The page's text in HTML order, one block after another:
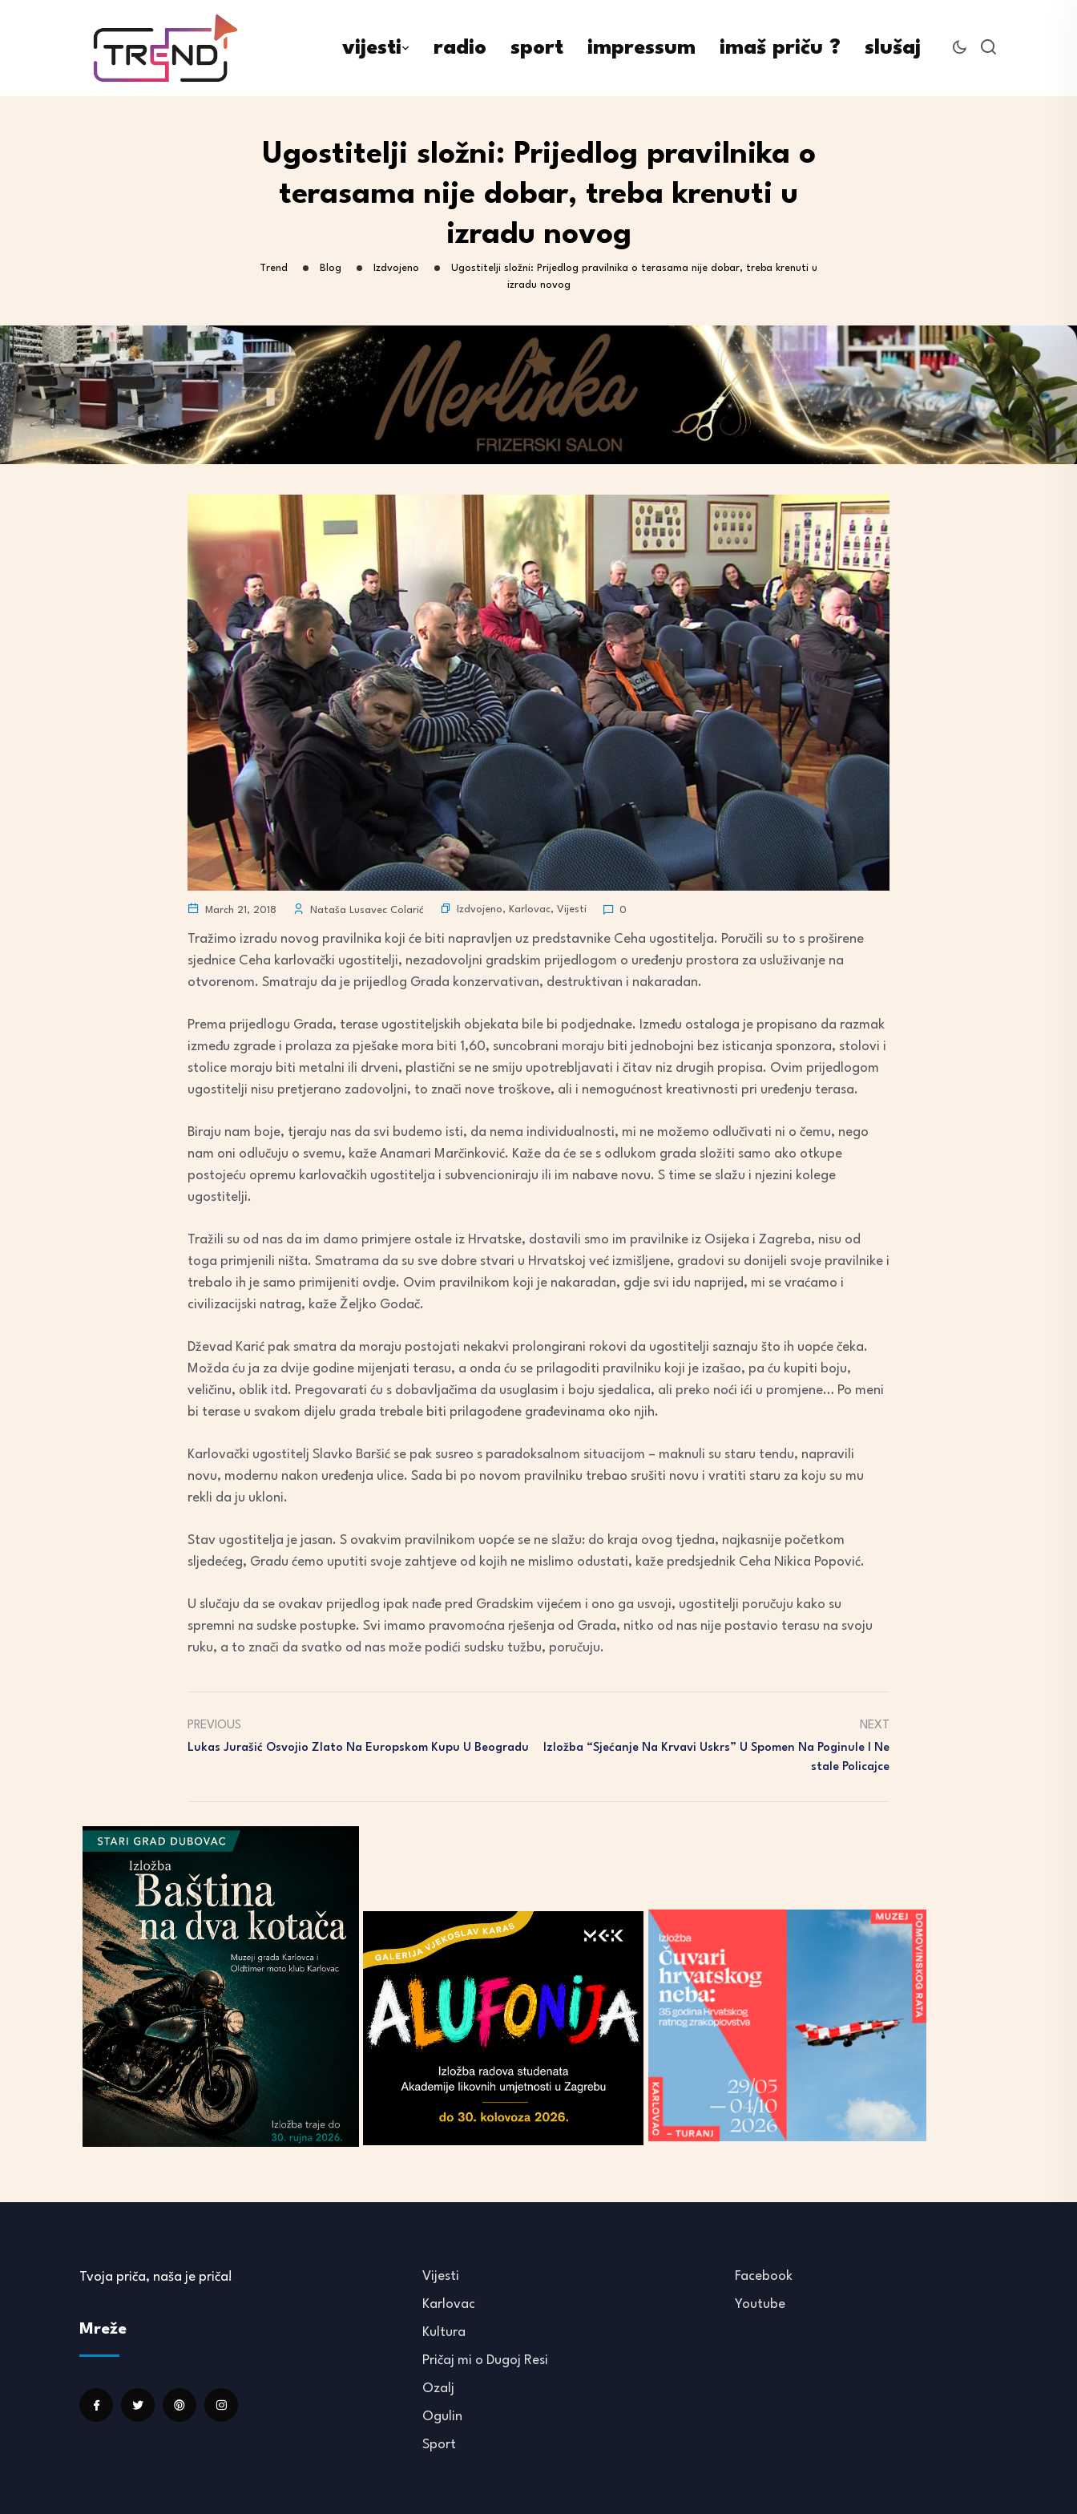
vijesti radio sport impressum imaš priču ? slušaj
Ugostitelji složni: Prijedlog pravilnika o
terasama nije dobar, treba krenuti u
izradu novog
Trend Blog Izdvojeno
Ugostitelji složni: Prijedlog pravilnika o terasama nije dobar, treba krenuti u
izradu novog
March 21, 2018 Nataša Lusavec Colarić Izdvojeno, Karlovac, Vijesti 0
Tražimo izradu novog pravilnika koji će biti napravljen uz predstavnike Ceha ugostitelja. Poručili su to s proširene
sjednice Ceha karlovački ugostitelji, nezadovoljni gradskim prijedlogom o uređenju prostora za usluživanje na
otvorenom. Smatraju da je prijedlog Grada konzervativan, destruktivan i nakaradan.
Prema prijedlogu Grada, terase ugostiteljskih objekata bile bi podjednake. Između ostaloga je propisano da razmak
između zgrade i prolaza za pješake mora biti 1,60, suncobrani moraju biti jednobojni bez isticanja sponzora, stolovi i
stolice moraju biti metalni ili drveni, plastični se ne smiju upotrebljavati i čitav niz drugih propisa. Ovim prijedlogom
ugostitelji nisu pretjerano zadovoljni, to znači nove troškove, ali i nemogućnost kreativnosti pri uređenju terasa.
Biraju nam boje, tjeraju nas da svi budemo isti, da nema individualnosti, mi ne možemo odlučivati ni o čemu, nego
nam oni odlučuju o svemu, kaže Anamari Marčinković. Kaže da će se s odlukom grada složiti samo ako otkupe
postojeću opremu karlovačkih ugostitelja i subvencioniraju ili im nabave novu. S time se slažu i njezini kolege
ugostitelji.
Tražili su od nas da im damo primjere ostale iz Hrvatske, dostavili smo im pravilnike iz Osijeka i Zagreba, nisu od
toga primjenili ništa. Smatrama da su sve dobre stvari u Hrvatskoj već izmišljene, gradovi su donijeli svoje pravilnike i
trebalo ih je samo primijeniti ovdje. Ovim pravilnikom koji je nakaradan, gdje svi idu naprijed, mi se vraćamo i
civilizacijski natrag, kaže Željko Godač.
Dževad Karić pak smatra da moraju postojati nekakvi prolongirani rokovi da ugostitelji saznaju što ih uopće čeka.
Možda ću ja za dvije godine mijenjati terasu, a onda ću se prilagoditi pravilniku koji je izašao, pa ću kupiti boju,
veličinu, oblik itd. Pregovarati ću s dobavljačima da usuglasim i boju sjedalica, ali preko noći ići u promjene… Po meni
bi terase u svakom dijelu grada trebale biti prilagođene građevinama oko njih.
Karlovački ugostitelj Slavko Baršić se pak susreo s paradoksalnom situacijom – maknuli su staru tendu, napravili
novu, modernu nakon uređenja ulice. Sada bi po novom pravilniku trebao srušiti novu i vratiti staru za koju su mu
rekli da ju ukloni.
Stav ugostitelja je jasan. S ovakvim pravilnikom uopće se ne slažu: do kraja ovog tjedna, najkasnije početkom
sljedećeg, Gradu ćemo uputiti svoje zahtjeve od kojih ne mislimo odustati, kaže predsjednik Ceha Nikica Popović.
U slučaju da se ovakav prijedlog ipak nađe pred Gradskim vijećem i ono ga usvoji, ugostitelji poručuju kako su
spremni na sudske postupke. Svi imamo pravomoćna rješenja od Grada, nitko od nas nije postavio terasu na svoju
ruku, a to znači da svatko od nas može podići sudsku tužbu, poručuju.
PREVIOUS
Lukas Jurašić Osvojio Zlato Na Europskom Kupu U Beogradu
NEXT
Izložba “Sjećanje Na Krvavi Uskrs” U Spomen Na Poginule I Ne
Stale Policajce
Tvoja priča, naša je priča!
Mreže
Vijesti
Karlovac
Kultura
Pričaj mi o Dugoj Resi
Ozalj
Ogulin
Sport
Facebook
Youtube